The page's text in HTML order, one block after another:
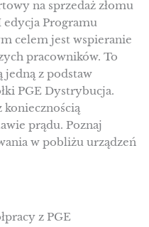
na sprzedaż złomu
edycja Programu
celem jest wspieranie
pracowników. To
jedną z podstaw
PGE Dystrybucja.
koniecznością
prądu. Poznaj
w pobliżu urządzeń
z PGE